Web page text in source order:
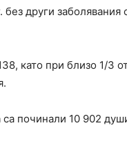
други заболявания
като при близо 1/3
починали 10 902